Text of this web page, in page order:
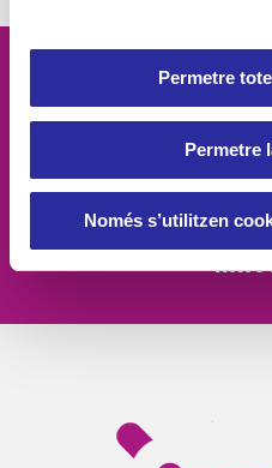
Permetre
Permetre
Només s’utilitzen
Vetllem per la
persones, el
proximitat, l'